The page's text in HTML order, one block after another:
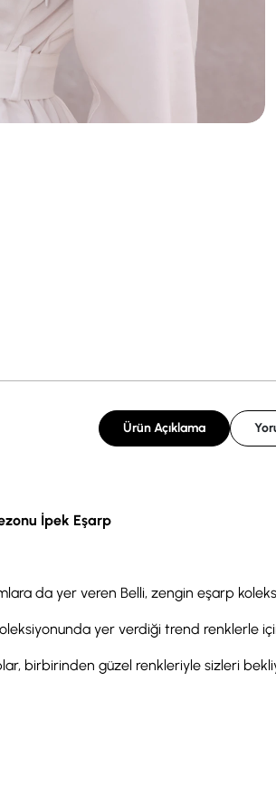
Ürün Açıklama
İpek Eşarp
da yer veren Belli, zengin eşarp
yer verdiği trend renklerle
birbirinden güzel renkleriyle sizleri